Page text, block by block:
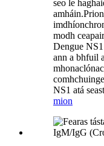
seo le
modh
Dengue
ann a bhfuil
NS1 atá
mion